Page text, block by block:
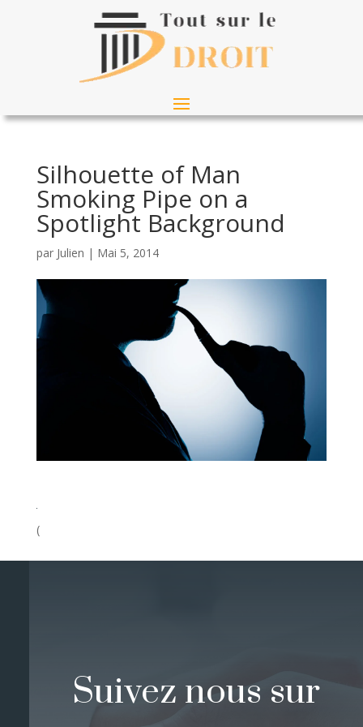
Silhouette of Man
Smoking Pipe on a
Spotlight Background
par Julien | Mai 5, 2014
(
Suivez nous sur